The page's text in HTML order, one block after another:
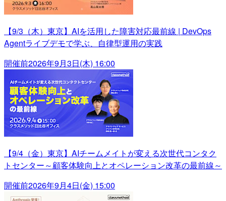
【9/3（木）東京】AIを活用した障害対応最前線 | DevOps
Agentライブデモで学ぶ、自律型運用の実践
開催前2026年9月3日(木) 16:00
【9/4（金）東京】AIチームメイトが変える次世代コンタク
トセンター～顧客体験向上とオペレーション改革の最前線～
開催前2026年9月4日(金) 15:00